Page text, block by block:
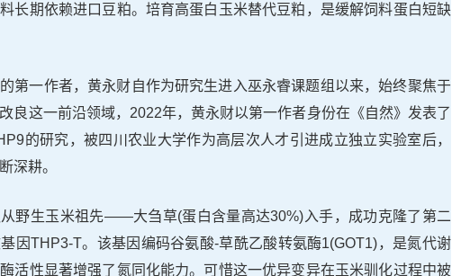
长期依赖进口豆粕。培育高蛋白玉米替代豆粕，是缓解饲料蛋白短缺
第一作者，黄永财自作为研究生进入巫永睿课题组以来，始终聚焦于
良这一前沿领域，2022年，黄永财以第一作者身份在《自然》发表了
的研究，被四川农业大学作为高层次人才引进成立独立实验室后，
深耕。
从野生玉米祖先——大刍草(蛋白含量高达30%)入手，成功克隆了第二
因THP3-T。该基因编码谷氨酸-草酰乙酸转氨酶1(GOT1)，是氮代谢
活性显著增强了氮同化能力。可惜这一优异变异在玉米驯化过程中被